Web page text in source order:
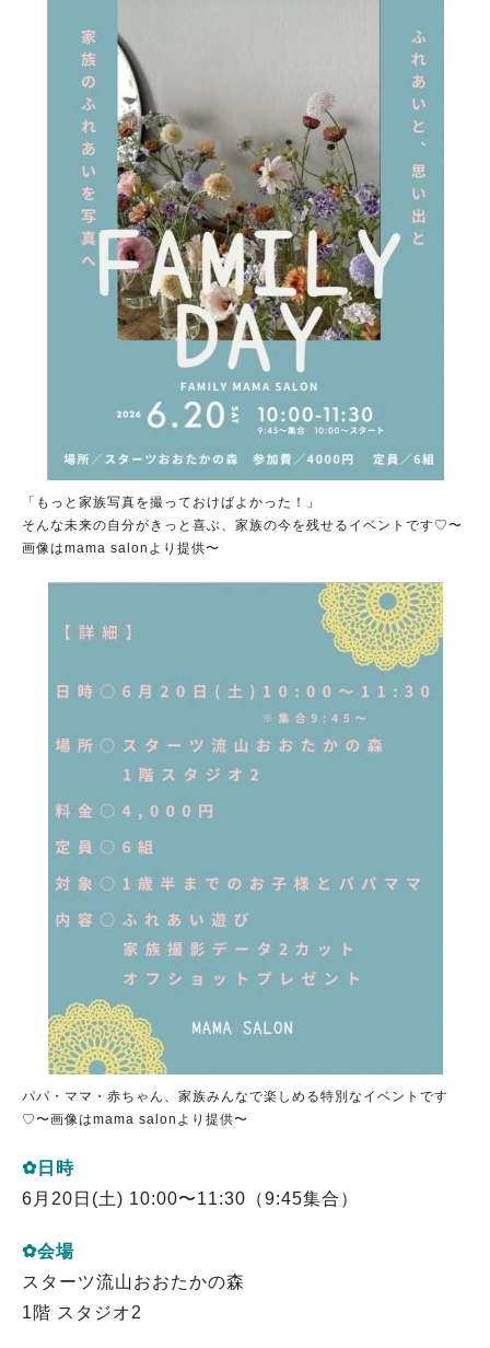
「もっと家族写真を撮っておけばよかった！」
そんな未来の自分がきっと喜ぶ、家族の今を残せるイベントです♡〜
画像はmama salonより提供〜
パパ・ママ・赤ちゃん、家族みんなで楽しめる特別なイベントです
♡〜画像はmama salonより提供〜
✿日時
6月20日(土) 10:00〜11:30（9:45集合）
✿会場
スターツ流山おおたかの森
1階 スタジオ2